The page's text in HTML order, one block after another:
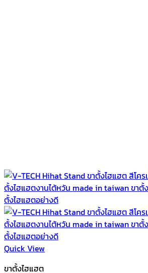
Quick View
ขาตั้งไฮแฮต